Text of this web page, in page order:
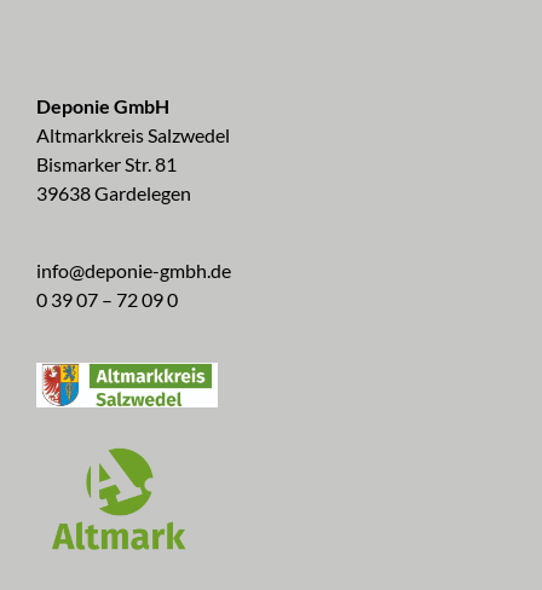
Deponie GmbH
Altmarkkreis Salzwedel
Bismarker Str. 81
39638 Gardelegen
info@deponie-gmbh.de
0 39 07 – 72 09 0